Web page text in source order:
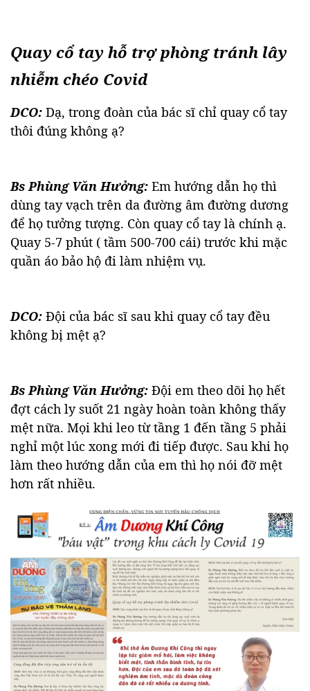
Quay cổ tay hỗ trợ phòng tránh lây
nhiễm chéo Covid
DCO: Dạ, trong đoàn của bác sĩ chỉ quay cổ tay
thôi đúng không ạ?
Bs Phùng Văn Hưởng: Em hướng dẫn họ thì
dùng tay vạch trên da đường âm đường dương
để họ tưởng tượng. Còn quay cổ tay là chính ạ.
Quay 5-7 phút ( tầm 500-700 cái) trước khi mặc
quần áo bảo hộ đi làm nhiệm vụ.
DCO: Đội của bác sĩ sau khi quay cổ tay đều
không bị mệt ạ?
Bs Phùng Văn Hưởng: Đội em theo dõi họ hết
đợt cách ly suốt 21 ngày hoàn toàn không thấy
mệt nữa. Mọi khi leo từ tầng 1 đến tầng 5 phải
nghỉ một lúc xong mới đi tiếp được. Sau khi họ
làm theo hướng dẫn của em thì họ nói đỡ mệt
hơn rất nhiều.